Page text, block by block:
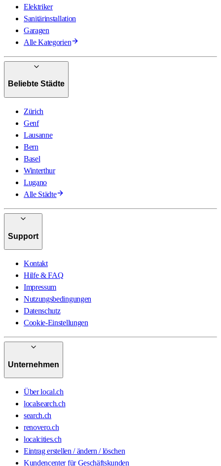
Elektriker
Sanitärinstallation
Garagen
Alle Kategorien
Beliebte Städte
Zürich
Genf
Lausanne
Bern
Basel
Winterthur
Lugano
Alle Städte
Support
Kontakt
Hilfe & FAQ
Impressum
Nutzungsbedingungen
Datenschutz
Cookie-Einstellungen
Unternehmen
Über local.ch
localsearch.ch
search.ch
renovero.ch
localcities.ch
Eintrag erstellen / ändern / löschen
Kundencenter für Geschäftskunden